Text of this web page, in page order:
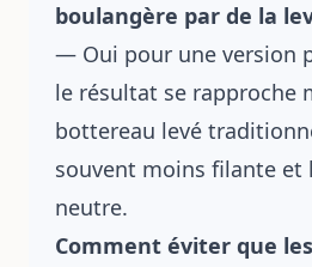
boulangère par de la
— Oui pour une version
le résultat se rapproche
bottereau levé
souvent moins filante et
neutre.
Comment éviter que